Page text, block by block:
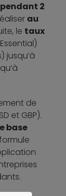
2
au
le taux
jusqu’à
de
et GBP).
base